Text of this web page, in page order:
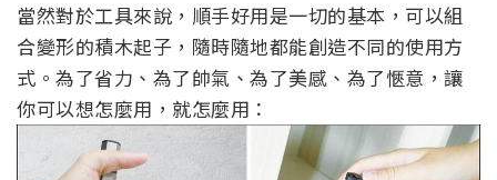
當然對於工具來說，順手好用是一切的基本，可以組
合變形的積木起子，隨時隨地都能創造不同的使用方
式。為了省力、為了帥氣、為了美感、為了愜意，讓
你可以想怎麼用，就怎麼用：